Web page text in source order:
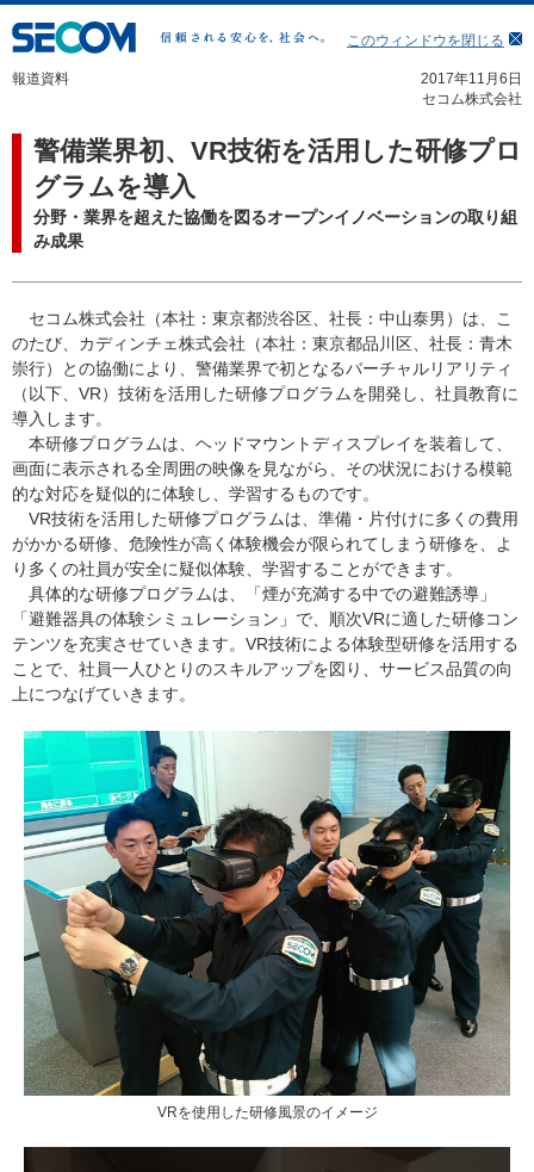
このウィンドウを閉じる
報道資料
2017年11月6日
セコム株式会社
警備業界初、VR技術を活用した研修プロ
グラムを導入
分野・業界を超えた協働を図るオープンイノベーションの取り組
み成果
セコム株式会社（本社：東京都渋谷区、社長：中山泰男）は、こ
のたび、カディンチェ株式会社（本社：東京都品川区、社長：青木
崇行）との協働により、警備業界で初となるバーチャルリアリティ
（以下、VR）技術を活用した研修プログラムを開発し、社員教育に
導入します。
本研修プログラムは、ヘッドマウントディスプレイを装着して、
画面に表示される全周囲の映像を見ながら、その状況における模範
的な対応を疑似的に体験し、学習するものです。
VR技術を活用した研修プログラムは、準備・片付けに多くの費用
がかかる研修、危険性が高く体験機会が限られてしまう研修を、よ
り多くの社員が安全に疑似体験、学習することができます。
具体的な研修プログラムは、「煙が充満する中での避難誘導」
「避難器具の体験シミュレーション」で、順次VRに適した研修コン
テンツを充実させていきます。VR技術による体験型研修を活用する
ことで、社員一人ひとりのスキルアップを図り、サービス品質の向
上につなげていきます。
VRを使用した研修風景のイメージ